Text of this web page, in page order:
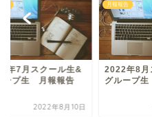
年7月スクール生&
ープ生 月報報告
2022年8月10日
月報報告
2022年8月
グループ